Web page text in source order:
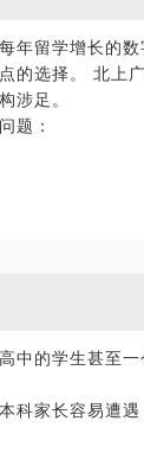
校的考试都为时
经对您和您的
年留学增长的
的选择。 北上
涉足。
题：
成为鸦片、同
中的学生甚至
科家长容易遭遇